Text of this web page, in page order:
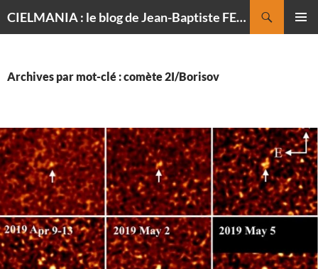
CIELMANIA : le blog de Jean-Baptiste FELDMANN, photographe du ciel
Archives par mot-clé : comète 2I/Borisov